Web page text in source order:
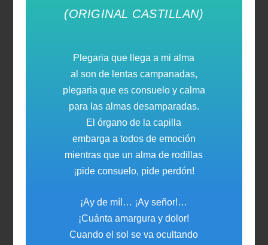
(ORIGINAL CASTILLAN)
Plegaria que llega a mi alma
al son de lentas campanadas,
plegaria que es consuelo y calma
para las almas desamparadas.
El órgano de la capilla
embarga a todos de emoción
mientras que un alma de rodillas
¡pide consuelo, pide perdón!
¡Ay de mí!… ¡Ay señor!…
¡Cuánta amargura y dolor!
Cuando el sol se va ocultando